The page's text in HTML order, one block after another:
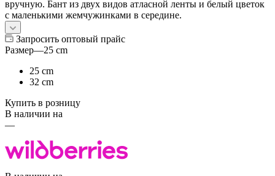
вручную. Бант из двух видов атласной ленты и белый цветок
с маленькими жемчужинками в середине.
Запросить оптовый прайс
Размер—25 cm
25 cm
32 cm
Купить в розницу
В наличии на
—